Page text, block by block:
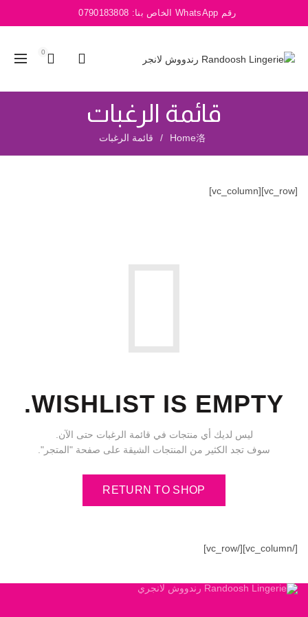
رقم WhatsApp الخاص بنا: 0790183808
0
قائمة الرغبات
Home قائمة الرغبات
[vc_row][vc_column]
WISHLIST IS EMPTY.
ليس لديك أي منتجات في قائمة الرغبات حتى الآن.
سوف تجد الكثير من المنتجات الشيقة على صفحة "المتجر".
RETURN TO SHOP
[/vc_column][/vc_row]